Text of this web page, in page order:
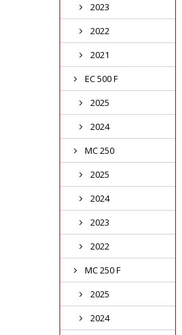
2023
2022
2021
EC 500 F
2025
2024
MC 250
2025
2024
2023
2022
MC 250 F
2025
2024